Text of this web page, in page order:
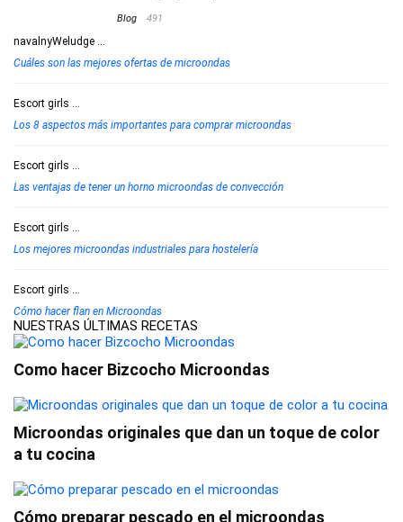
Blog 491
navalnyWeludge ...
Cuáles son las mejores ofertas de microondas
Escort girls ...
Los 8 aspectos más importantes para comprar microondas
Escort girls ...
Las ventajas de tener un horno microondas de convección
Escort girls ...
Los mejores microondas industriales para hostelería
Escort girls ...
Cómo hacer flan en Microondas
NUESTRAS ÚLTIMAS RECETAS
Como hacer Bizcocho Microondas
Microondas originales que dan un toque de color
a tu cocina
Cómo preparar pescado en el microondas